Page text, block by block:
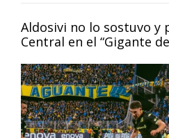
Aldosivi no lo sostuvo y
Central en el “Gigante